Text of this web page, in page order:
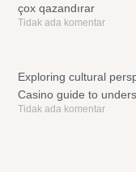
çox qazandırar
Tidak ada komentar
Exploring cultural
Casino guide to
Tidak ada komentar